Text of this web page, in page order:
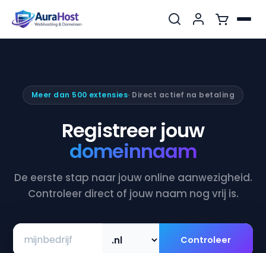
Meer dan 500 extensies· Direct actief na betaling
Registreer jouw
domeinnaam
De eerste stap naar jouw online aanwezigheid.
Controleer direct of jouw naam nog vrij is.
Controleer